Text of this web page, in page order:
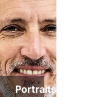
Portraits